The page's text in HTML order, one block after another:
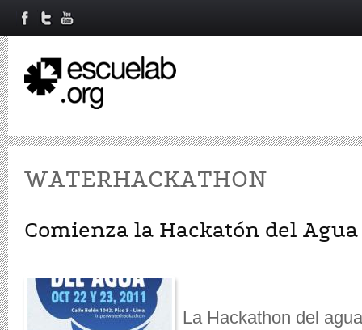
WATERHACKATHON
Comienza la Hackatón del Agua
La Hackathon del